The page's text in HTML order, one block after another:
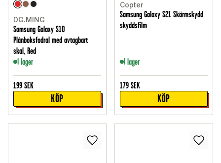
DG.MING
Samsung Galaxy S10
Plånboksfodral med avtagbart
skal, Red
I lager
199 SEK
KÖP
Copter
Samsung Galaxy S21 Skärmskydd
skyddsfilm
I lager
179 SEK
KÖP